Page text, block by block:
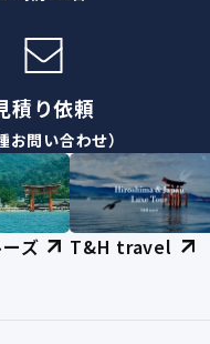
積り依頼
お問い合わせ）
ズ T&H travel